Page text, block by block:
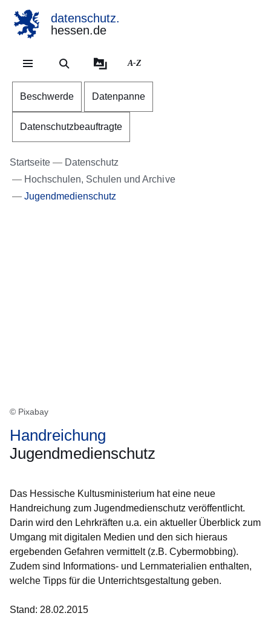
datenschutz.
hessen.de
A-Z
Beschwerde Datenpanne
Datenschutzbeauftragte
Startseite
Datenschutz
Hochschulen, Schulen und Archive
Jugendmedienschutz
© Pixabay
Handreichung
Jugendmedienschutz
Das Hessische Kultusministerium hat eine neue
Handreichung zum Jugendmedienschutz veröffentlicht.
Darin wird den Lehrkräften u.a. ein aktueller Überblick zum
Umgang mit digitalen Medien und den sich hieraus
ergebenden Gefahren vermittelt (z.B. Cybermobbing).
Zudem sind Informations- und Lernmaterialien enthalten,
welche Tipps für die Unterrichtsgestaltung geben.
Stand: 28.02.2015